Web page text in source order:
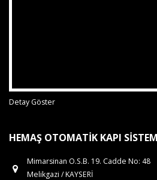
Detay Göster
HEMAŞ OTOMATIK KAPI
Mimarsinan O.S.B. 19. Cadde No: 48
Melikgazi / KAYSERİ